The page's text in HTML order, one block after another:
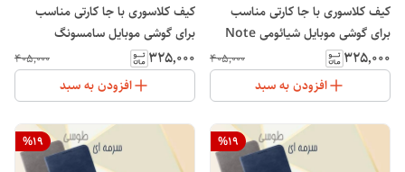
کیف کلاسوری با جا کارتی مناسب
برای گوشی موبایل شیائومی Note
12S
۳۲۵٬۰۰۰ ۴۰۵٬۰۰۰
افزودن به سبد
کیف کلاسوری با جا کارتی مناسب
برای گوشی موبایل سامسونگ
Galaxy S20 FE
۳۲۵٬۰۰۰ ۴۰۵٬۰۰۰
افزودن به سبد
%19
%19